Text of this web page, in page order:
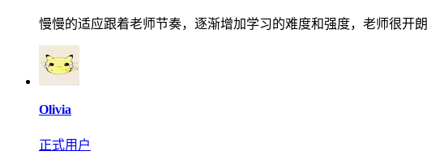
慢慢的适应跟着老师节奏，逐渐增加学习的难度和强度，老师很开朗
Olivia
正式用户